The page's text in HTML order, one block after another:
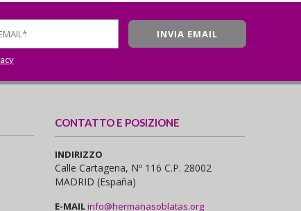
CONTATTO E POSIZIONE
INDIRIZZO
Calle Cartagena, Nº 116 C.P. 28002
MADRID (España)
E-MAILinfo@hermanasoblatas.org